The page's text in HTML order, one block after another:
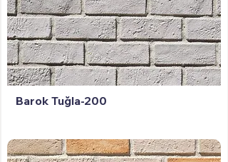
Barok Tuğla-200